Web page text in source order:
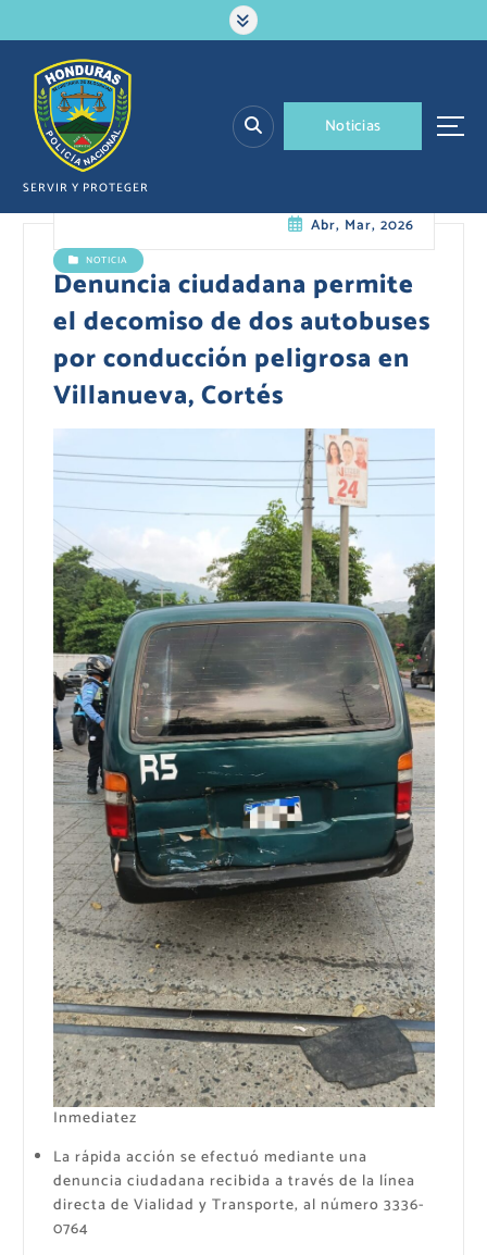
a
SERVIR Y PROTEGER
Noticias
Abr, Mar, 2026
NOTICIA
Denuncia ciudadana permite
el decomiso de dos autobuses
por conducción peligrosa en
Villanueva, Cortés
Inmediatez
La rápida acción se efectuó mediante una
denuncia ciudadana recibida a través de la línea
directa de Vialidad y Transporte, al número 3336-
0764